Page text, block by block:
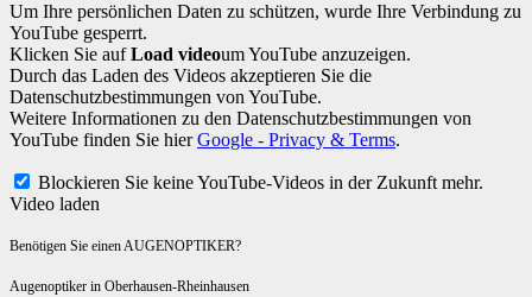
Um Ihre persönlichen Daten zu schützen, wurde Ihre Verbindung zu
YouTube gesperrt.
Klicken Sie aufLoad videoum YouTube anzuzeigen.
Durch das Laden des Videos akzeptieren Sie die
Datenschutzbestimmungen von YouTube.
Weitere Informationen zu den Datenschutzbestimmungen von
YouTube finden Sie hierGoogle - Privacy & Terms.
Blockieren Sie keine YouTube-Videos in der Zukunft mehr.
Video laden
Benötigen Sie einen AUGENOPTIKER?
Augenoptiker in Oberhausen-Rheinhausen